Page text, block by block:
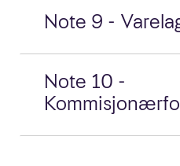
Note 9 -
Note 10 -